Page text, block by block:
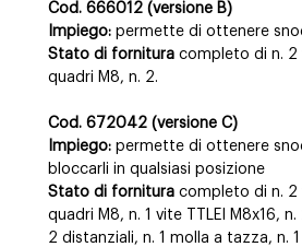
Cod. 666012 (versione B)
Impiego: permette di ottenere
Stato di fornitura completo di n. 2
quadri M8, n. 2.
Cod. 672042 (versione C)
Impiego: permette di ottenere
bloccarli in qualsiasi posizione
Stato di fornitura completo di n. 2
quadri M8, n. 1 vite TTLEI M8x16,
2 distanziali, n. 1 molla a tazza, n.